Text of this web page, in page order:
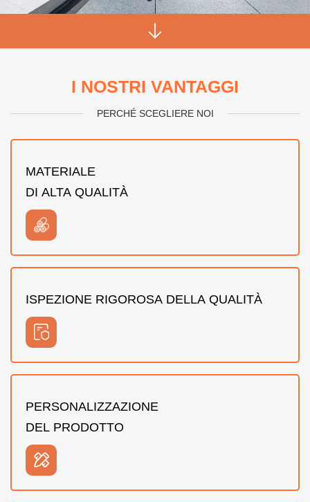
I NOSTRI VANTAGGI
PERCHÉ SCEGLIERE NOI
MATERIALE
DI ALTA QUALITÀ
ISPEZIONE RIGOROSA DELLA QUALITÀ
PERSONALIZZAZIONE
DEL PRODOTTO